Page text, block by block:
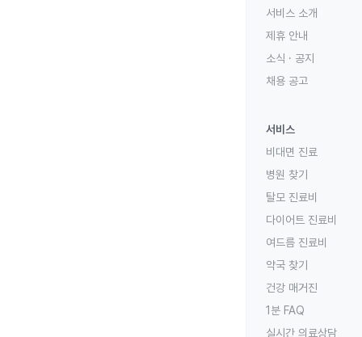
서비스 소개
제휴 안내
소식 · 공지
채용 공고
서비스
비대면 진료
병원 찾기
탈모 진료비
다이어트 진료비
여드름 진료비
약국 찾기
건강 매거진
1분 FAQ
실시간 의료상담